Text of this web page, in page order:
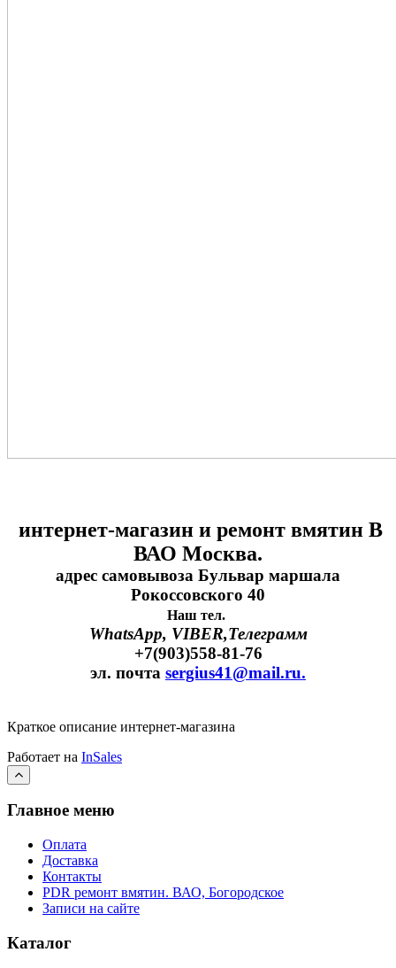
интернет-магазин и ремонт вмятин В
ВАО Москва.
адрес самовывоза Бульвар маршала
Рокоссовского 40
Наш тел.
WhatsApp, VIBER,Телеграмм
+7(903)558-81-76
эл. почта sergius41@mail.ru.
Краткое описание интернет-магазина
Работает на InSales
Главное меню
Оплата
Доставка
Контакты
PDR ремонт вмятин. ВАО, Богородское
Записи на сайте
Каталог